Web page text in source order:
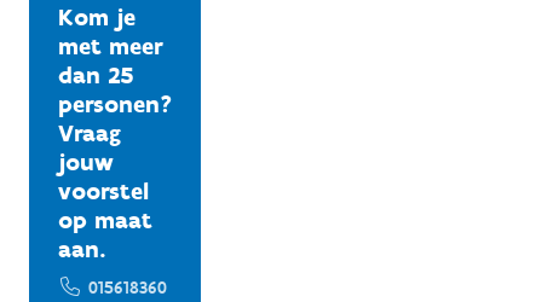
Kom je
met meer
dan 25
personen?
Vraag
jouw
voorstel
op maat
aan.
015618360